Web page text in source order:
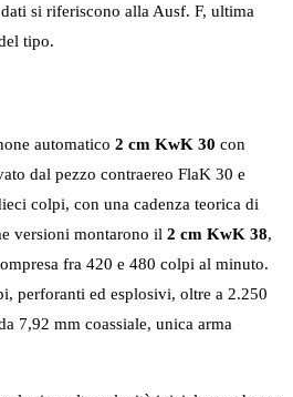
si riferiscono alla Ausf. F, ultima
tipo.
automatico 2 cm KwK 30 con
dal pezzo contraereo FlaK 30 e
colpi, con una cadenza teorica di
versioni montarono il 2 cm KwK 38,
fra 420 e 480 colpi al minuto.
perforanti ed esplosivi, oltre a 2.250
7,92 mm coassiale, unica arma